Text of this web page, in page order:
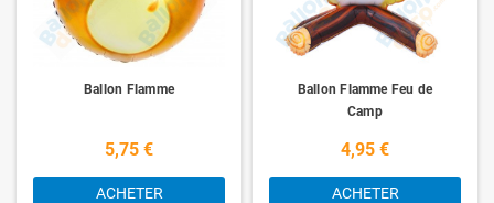
Ballon Flamme
5,75 €
ACHETER
Ballon Flamme Feu de
Camp
4,95 €
ACHETER